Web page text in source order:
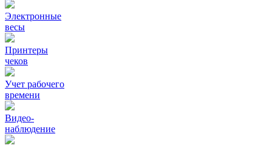
Электронные
весы
Принтеры
чеков
Учет рабочего
времени
Видео‑
наблюдение